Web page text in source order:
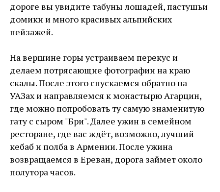
дороге вы увидите табуны лошадей, пастушьи
домики и много красивых альпийских
пейзажей.
На вершине горы устраиваем перекус и
делаем потрясающие фотографии на краю
скалы. После этого спускаемся обратно на
УАЗах и направляемся к монастырю Агарцин,
где можно попробовать ту самую знаменитую
гату с сыром "Бри". Далее ужин в семейном
ресторане, где вас ждёт, возможно, лучший
кебаб и полба в Армении. После ужина
возвращаемся в Ереван, дорога займет около
полутора часов.